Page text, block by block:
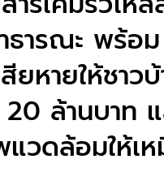
ธารณะ พร้อม
ยหายให้ชาว
ล้านบาท
วดล้อมให้เ